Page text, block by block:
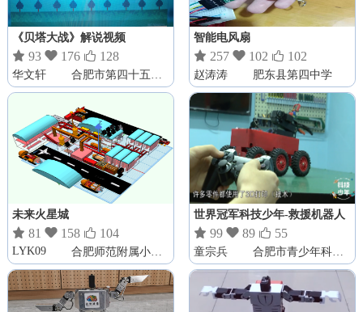
《贝塔大战》解说视频
 93  176  128
华文轩 合肥市第四十五中学
智能电风扇
 257  102  102
赵涛涛 肥东县第四中学
未来火星城
 81  158  104
LYK09 合肥师范附属小学一小
世界冠军科技少年-救援机器人
 99  89  55
童宗兵 合肥市青少年科技创新教育学会